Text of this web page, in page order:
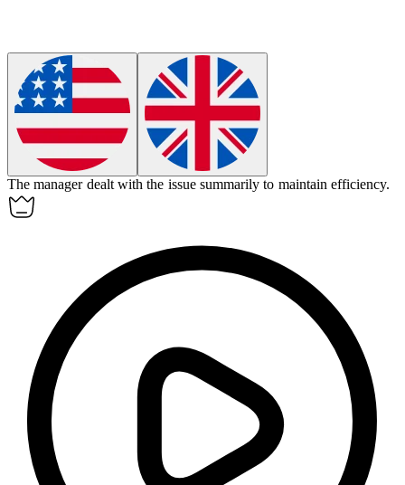
The manager dealt with the issue summarily to maintain efficiency.